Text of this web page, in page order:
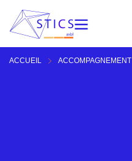
ACCUEIL ACCOMPAGNEMENT